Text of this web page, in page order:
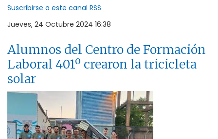
Suscribirse a este canal RSS
Jueves, 24 Octubre 2024 16:38
Alumnos del Centro de Formación
Laboral 401º crearon la tricicleta
solar